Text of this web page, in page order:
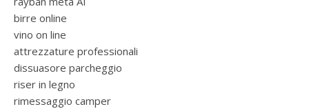
birre online
vino on line
attrezzature professionali
dissuasore parcheggio
riser in legno
rimessaggio camper